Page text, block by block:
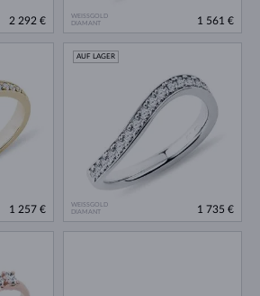
2 292 €
WEISSGOLD
DIAMANT
1 561 €
1 257 €
WEISSGOLD
DIAMANT
AUF LAGER
1 735 €